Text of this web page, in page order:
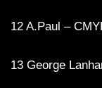
12 A.Paul –
13 George